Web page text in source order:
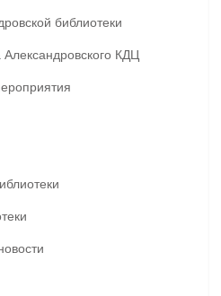
библиотеки
КДЦ